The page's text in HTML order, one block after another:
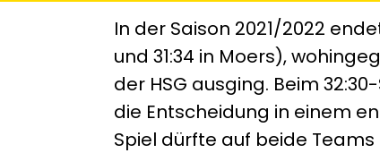
In der Saison 2021/2022
und 31:34 in Moers),
der HSG ausging. Beim
die Entscheidung in einem
Spiel dürfte auf beide